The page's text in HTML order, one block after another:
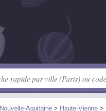
Nouvelle-Aquitaine > Haute-Vienne >